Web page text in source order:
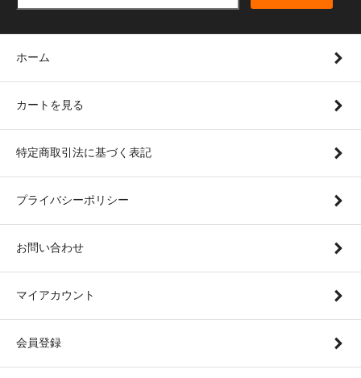
ホーム
カートを見る
特定商取引法に基づく表記
プライバシーポリシー
お問い合わせ
マイアカウント
会員登録